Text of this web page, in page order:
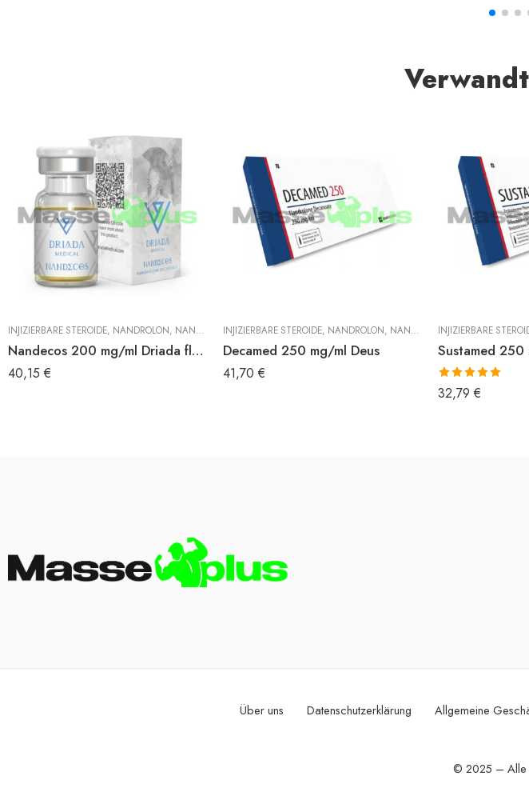
INJIZIERBARE STEROIDE, NANDROLON, NANDROLON DECANOAT
Nandecos 200 mg/ml Driada fläschchen
40,15 €
INJIZIERBARE STEROIDE, NANDROLON, NANDROLON DECANOAT
Decamed 250 mg/ml Deus
41,70 €
INJIZIERBARE
Sustamed 250
Bewertet mit
5.00von 5
32,79 €
Über uns Datenschutzerklärung Allgemeine
© 2025 – Alle